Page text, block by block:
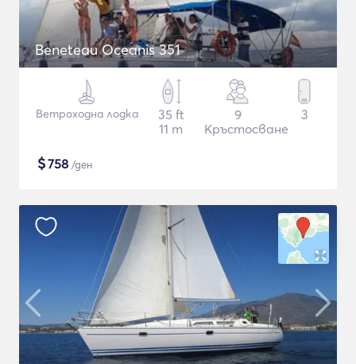
Beneteau Oceanis 351
Ветроходна лодка
35 ft
11 m
9
Кръстосване
3
$758 /ден